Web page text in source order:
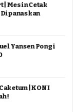
| Mesin Cetak
Yansen Pongi
| KONI
!